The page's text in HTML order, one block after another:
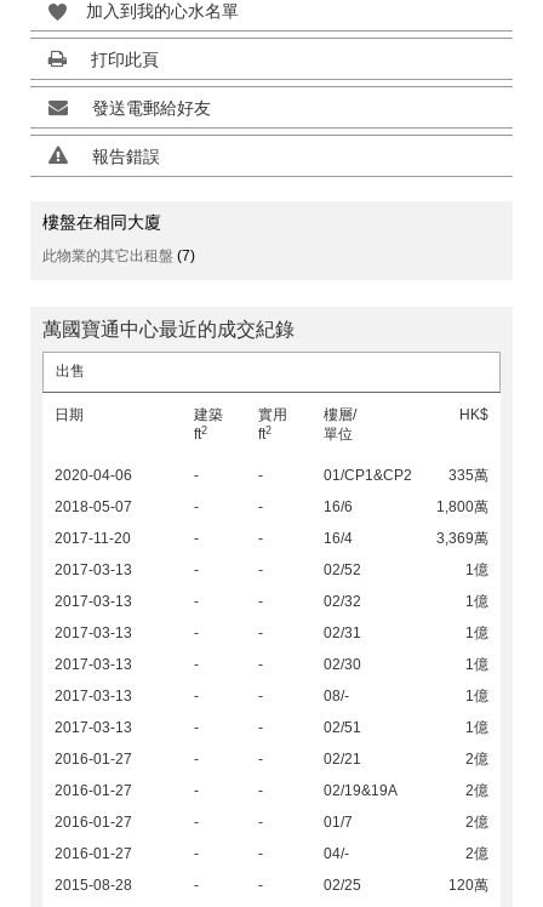
加入到我的心水名單
打印此頁
發送電郵給好友
報告錯誤
樓盤在相同大廈
此物業的其它出租盤 (7)
萬國寶通中心最近的成交紀錄
出售
日期
建築
ft2
實用
ft2
樓層/
單位
HK$
2020-04-06 - - 01/CP1&CP2
335萬
2018-05-07
- - 16/6
1,800萬
2017-11-20
- - 16/4
3,369萬
2017-03-13
- - 02/52
1億
2017-03-13
- - 02/32
1億
2017-03-13
- - 02/31
1億
2017-03-13
- - 02/30
1億
2017-03-13
- - 08/-
1億
2017-03-13
- - 02/51
1億
2016-01-27
- - 02/21
2億
2016-01-27
- - 02/19&19A
2億
2016-01-27
- - 01/7
2億
2016-01-27
- - 04/-
2億
2015-08-28
- - 02/25 120萬